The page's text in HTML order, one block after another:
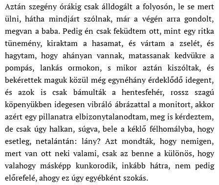
Aztán szegény órákig csak álldogált a folyosón, le se mert
ülni, hátha mindjárt szólnak, már a végén arra gondolt,
megvan a baba. Pedig én csak feküdtem ott, mint egy ritka
tünemény, kiraktam a hasamat, és vártam a zselét, és
hagytam, hogy ahányan vannak, matassanak kedvükre a
pompás, lankás ormokon, s mikor aztán kiszóltak, és
bekérettek maguk közül még egynéhány érdeklődő idegent,
és azok is csak bámulták a hentesfehér, rossz szagú
köpenyükben idegesen vibráló ábrázattal a monitort, akkor
azért egy pillanatra elbizonytalanodtam, meg is kérdeztem,
de csak úgy halkan, súgva, bele a kéklő félhomályba, hogy
esetleg, netalántán: lány? Azt mondták, hogy nemigen,
mert van ott neki valami, csak az benne a különös, hogy
valahogy másképp kunkorodik, inkább hátra, nem pedig
előrefelé, ahogy ez úgy egyébként szokás.